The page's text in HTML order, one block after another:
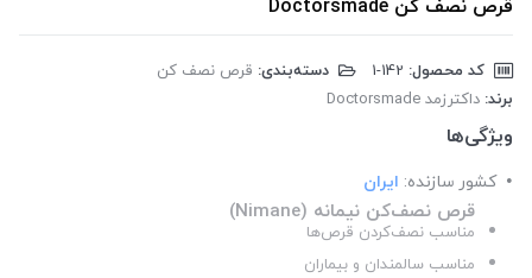
کد محصول: دسته‌بندی: قرص نصف کن
برند: داکترزمد Doctorsmade
ویژگی‌ها
کشور سازنده: ایران
قرص نصف‌کن نیمانه (Nimane)
مناسب نصف‌کردن قرص‌ها
مناسب سالمندان و بیماران